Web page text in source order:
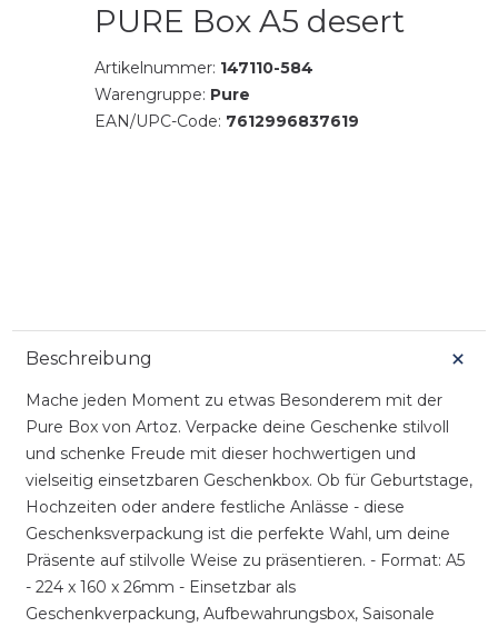
PURE Box A5 desert
Artikelnummer: 147110-584
Warengruppe: Pure
EAN/UPC-Code: 7612996837619
Beschreibung
Mache jeden Moment zu etwas Besonderem mit der
Pure Box von Artoz. Verpacke deine Geschenke stilvoll
und schenke Freude mit dieser hochwertigen und
vielseitig einsetzbaren Geschenkbox. Ob für Geburtstage,
Hochzeiten oder andere festliche Anlässe - diese
Geschenksverpackung ist die perfekte Wahl, um deine
Präsente auf stilvolle Weise zu präsentieren. - Format: A5
- 224 x 160 x 26mm - Einsetzbar als
Geschenkverpackung, Aufbewahrungsbox, Saisonale